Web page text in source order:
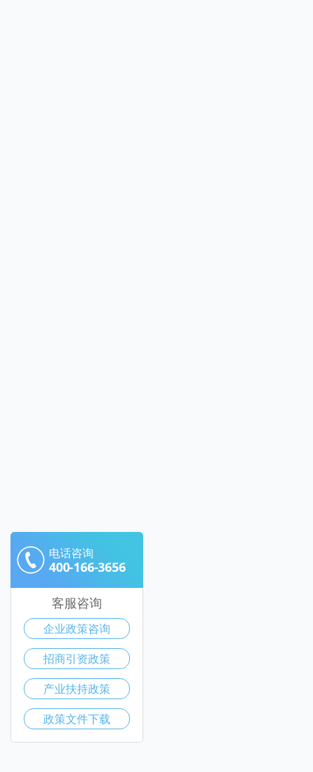
电话咨询
400-166-3656
客服咨询
企业政策咨询
招商引资政策
产业扶持政策
政策文件下载